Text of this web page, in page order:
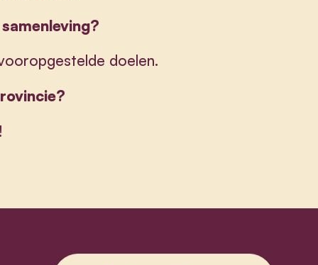
doelen.